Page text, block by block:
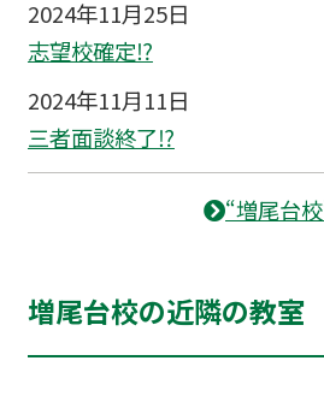
2024年11月25日
志望校確定⁉
2024年11月11日
三者面談終了⁉
“増尾台
増尾台校の近隣の教室